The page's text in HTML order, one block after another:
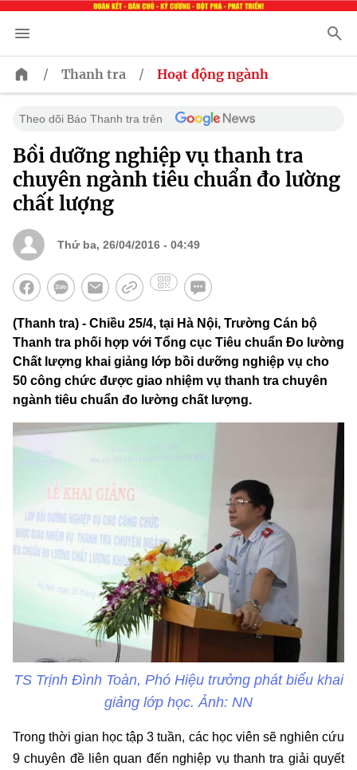
/ Thanh tra / Hoạt động ngành
Theo dõi Báo Thanh tra trên
Bồi dưỡng nghiệp vụ thanh tra
chuyên ngành tiêu chuẩn đo lường
chất lượng
Thứ ba, 26/04/2016 - 04:49
(Thanh tra) - Chiều 25/4, tại Hà Nội, Trường Cán bộ
Thanh tra phối hợp với Tổng cục Tiêu chuẩn Đo lường
Chất lượng khai giảng lớp bồi dưỡng nghiệp vụ cho
50 công chức được giao nhiệm vụ thanh tra chuyên
ngành tiêu chuẩn đo lường chất lượng.
TS Trịnh Đình Toàn, Phó Hiệu trưởng phát biểu khai
giảng lớp học. Ảnh: NN
Trong thời gian học tập 3 tuần, các học viên sẽ nghiên cứu
9 chuyên đề liên quan đến nghiệp vụ thanh tra giải quyết